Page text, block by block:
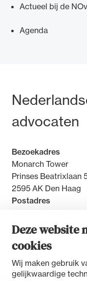
Deze website
cookies
Wij maken gebruik
gelijkwaardige
Actueel bij de
Agenda
Bezoek-
advocaten
Bezoekadres
Monarch Tower
Prinses Beatrixlaan
2595 AK Den Haag
Postadres
2500 GW Den Haag